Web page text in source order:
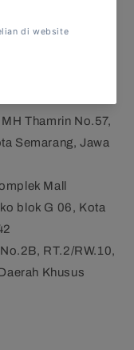
Wisata Ruko
No.250 C,
Thamrin No.57,
Semarang, Jawa
Mall
blok G 06, Kota
RT.2/RW.10,
Khusus